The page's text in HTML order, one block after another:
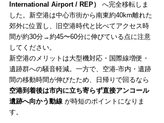
International Airport / REP）
へ完全移転しま
した。新空港は中心市街から南東約40km離れた
郊外に位置し、旧空港時代と比べてアクセス時
間が約30分→約45〜60分に伸びている点に注意
してください。
新空港のメリットは大型機対応・国際線増便・
遺跡群への騒音軽減。一方で、空港-市内・遺跡
間の移動時間が伸びたため、日帰りで回るなら
空港到着後は市内に立ち寄らず直接アンコール
遺跡へ向かう動線 が時短のポイントになりま
す。